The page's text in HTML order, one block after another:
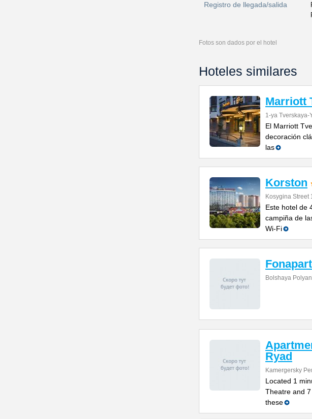
Registro de llegada/salida
Fotos son dados por el hotel
Hoteles similares
Marriott
1-ya Tverskaya-
El Marriott
decoración
las
Korston
Kosygina Street
Este hotel de
campiña de
Wi-Fi
Bolshaya
Ryad
Kamergersky
Located 1
Theatre and 7
these